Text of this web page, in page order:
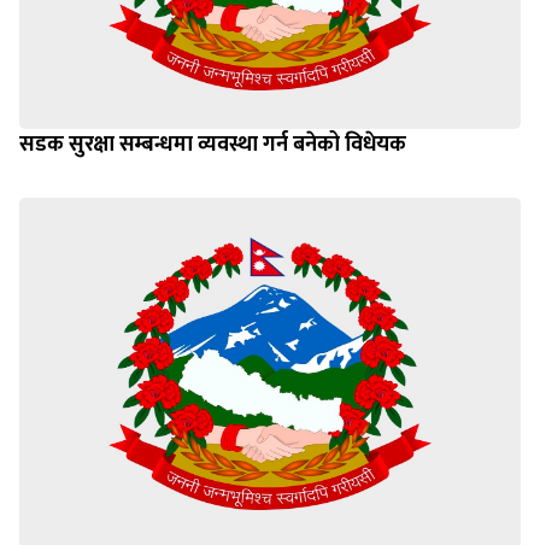
सडक सुरक्षा सम्बन्धमा व्यवस्था गर्न बनेको विधेयक